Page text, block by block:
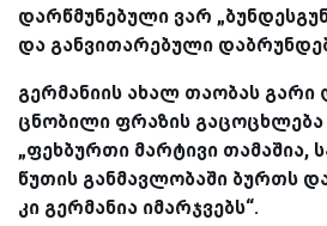
დარწმუნებული ვარ
და განვითარებული
გერმანიის ახალ თაობას გარი
ცნობილი ფრაზის გაცოცხლება
„ფეხბურთი მარტივი თამაშია,
წუთის განმავლობაში ბურთს
კი გერმანია იმარჯვებს“.